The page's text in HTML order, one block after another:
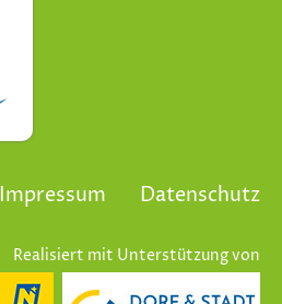
Impressum Datenschutz
Realisiert mit Unterstützung von